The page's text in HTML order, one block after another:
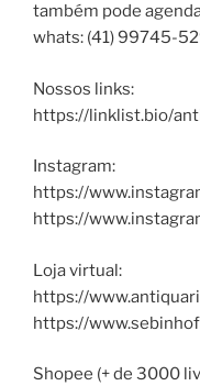
também pode
whats: (41) 99745-
Nossos links:
https://linklist.bio/
Instagram:
https://
https://
Loja virtual:
https://
https://
Shopee (+ de 3000